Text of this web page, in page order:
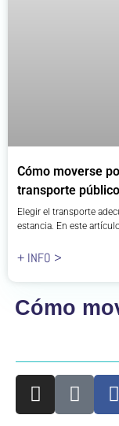
Cómo moverse
transporte público
Elegir el transporte
estancia. En este
+ INFO >
Cómo